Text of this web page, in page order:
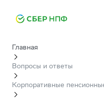
Главная
Вопросы и ответы
Корпоративные